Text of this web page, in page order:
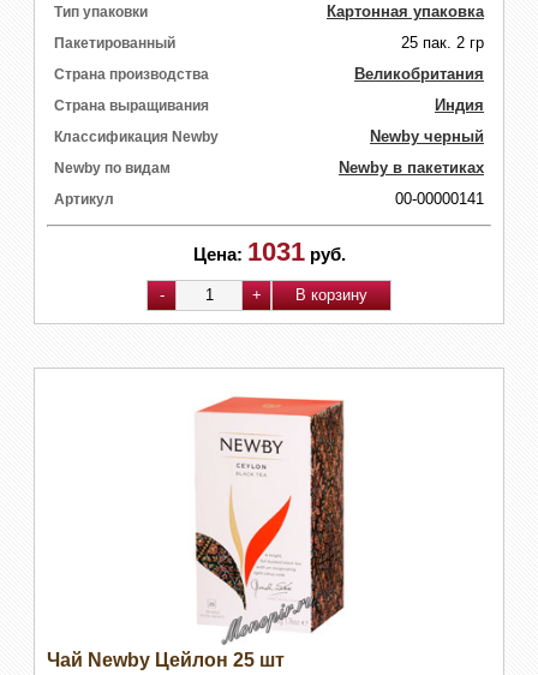
Тип упаковки Картонная упаковка
Пакетированный 25 пак. 2 гр
Страна производства Великобритания
Страна выращивания Индия
Классификация Newby Newby черный
Newby по видам Newby в пакетиках
Артикул 00-00000141
Цена: 1031 руб.
Чай Newby Цейлон 25 шт